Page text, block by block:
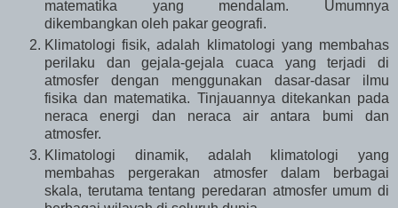
matematika yang mendalam. Umumnya
dikembangkan oleh pakar geografi.
Klimatologi fisik, adalah klimatologi yang membahas
perilaku dan gejala-gejala cuaca yang terjadi di
atmosfer dengan menggunakan dasar-dasar ilmu
fisika dan matematika. Tinjauannya ditekankan pada
neraca energi dan neraca air antara bumi dan
atmosfer.
Klimatologi dinamik, adalah klimatologi yang
membahas pergerakan atmosfer dalam berbagai
skala, terutama tentang peredaran atmosfer umum di